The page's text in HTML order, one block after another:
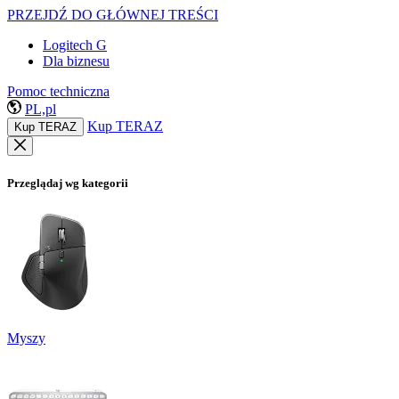
PRZEJDŹ DO GŁÓWNEJ TREŚCI
Logitech G
Dla biznesu
Pomoc techniczna
PL,pl
Kup TERAZ Kup TERAZ
Przeglądaj wg kategorii
Myszy